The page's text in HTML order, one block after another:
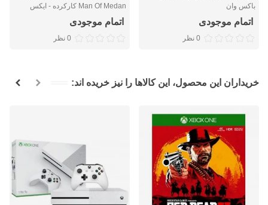
باکس وان
اتمام موجودی
0 نظر
Man Of Medan کارکرده - ایکس
باکس وان
اتمام موجودی
0 نظر
خریداران این محصول، این کالاها را نیز خریده اند: